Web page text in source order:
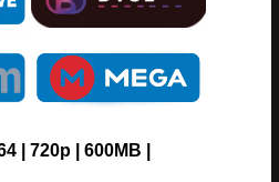
| 720p | 600MB |